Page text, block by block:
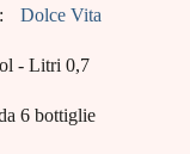
Dolce Vita
- Litri 0,7
6 bottiglie